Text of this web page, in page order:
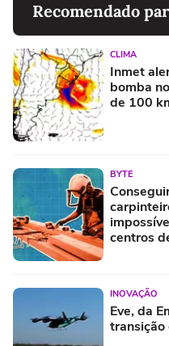
Recomendado
CLIMA
Inmet
bomba
de 100
BYTE
centros
INOVAÇÃO
Eve, da
transição